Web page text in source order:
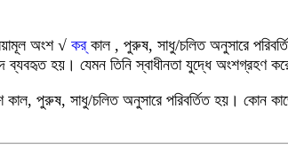
অংশ √ কর্কাল , পুরুষ, সাধু/চলিত অনুসারে
ব্যবহৃত হয়। যেমন তিনি স্বাধীনতা যুদ্ধে অংশগ্রহণ
পুরুষ, সাধু/চলিত অনুসারে পরিবর্তিত হয়। কোন